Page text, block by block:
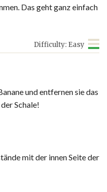
Das geht ganz einfach
Difficulty: Easy
und entfernen sie das
Schale!
mit der innen Seite der